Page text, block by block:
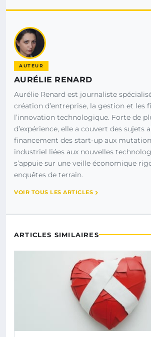
AUTEUR
AURÉLIE RENARD
Aurélie Renard est journaliste
création d’entreprise, la gestion et les
l’innovation technologique. Forte de
d’expérience, elle a couvert des sujets
financement des start-up aux
industriel liées aux nouvelles
s’appuie sur une veille économique
enquêtes de terrain.
VOIR TOUS LES ARTICLES
ARTICLES SIMILAIRES